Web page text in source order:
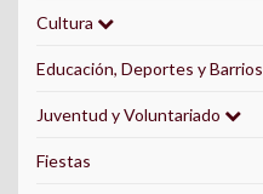
Cultura
Educación, Deportes y Barrios
Juventud y Voluntariado
Fiestas